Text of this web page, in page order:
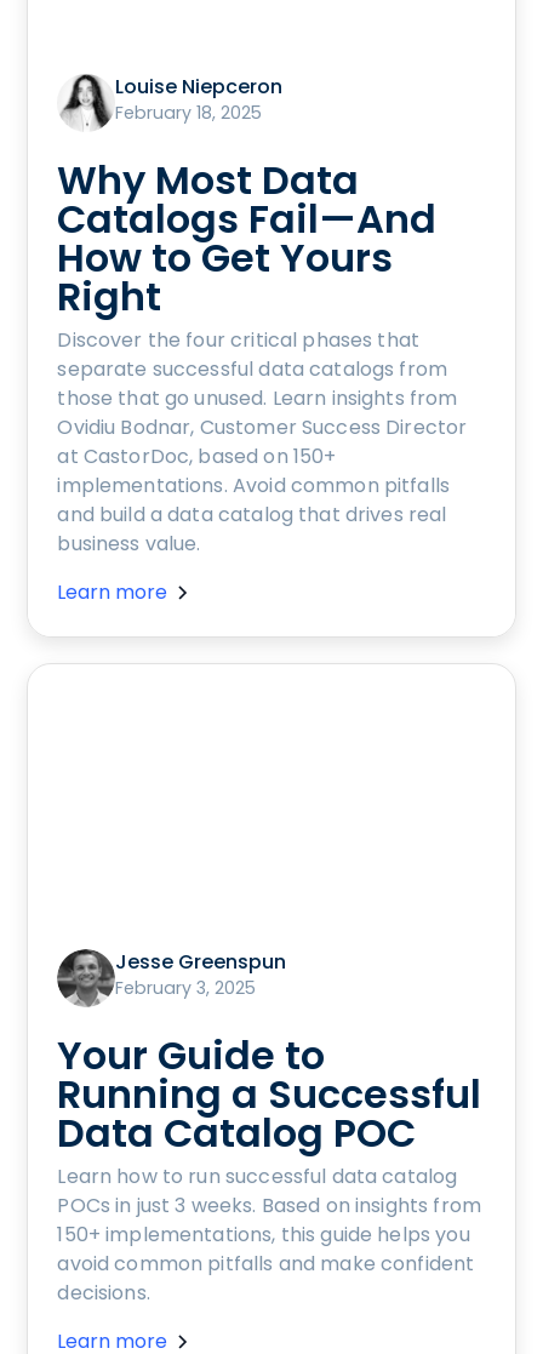
Louise Niepceron
February 18, 2025
Why Most Data
Catalogs Fail—And
How to Get Yours
Right
Discover the four critical phases that
separate successful data catalogs from
those that go unused. Learn insights from
Ovidiu Bodnar, Customer Success Director
at CastorDoc, based on 150+
implementations. Avoid common pitfalls
and build a data catalog that drives real
business value.
Learn more
Jesse Greenspun
February 3, 2025
Your Guide to
Running a Successful
Data Catalog POC
Learn how to run successful data catalog
POCs in just 3 weeks. Based on insights from
150+ implementations, this guide helps you
avoid common pitfalls and make confident
decisions.
Learn more